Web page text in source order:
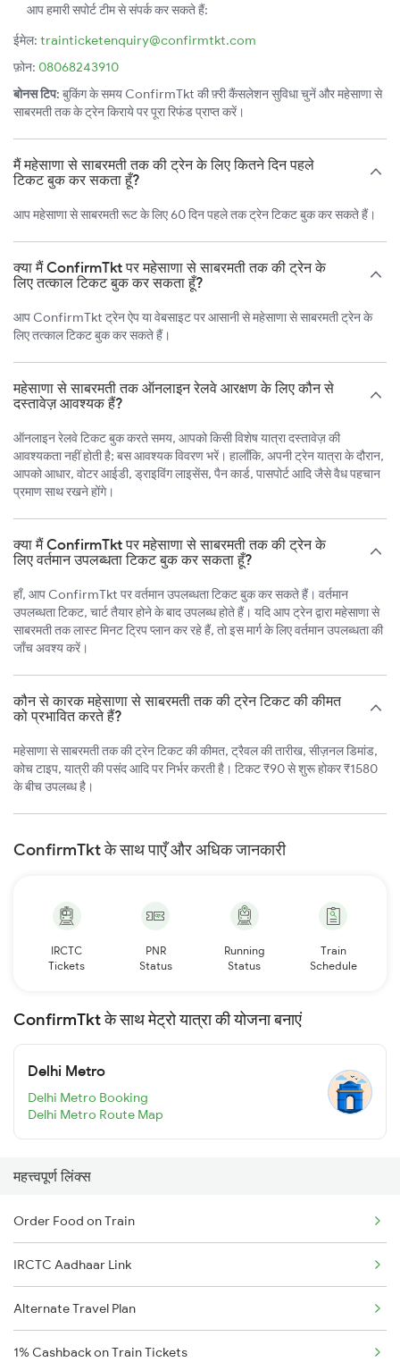
आप हमारी सपोर्ट टीम से संपर्क कर सकते हैं:
ईमेल: trainticketenquiry@confirmtkt.com
फ़ोन: 08068243910
बोनस टिप: बुकिंग के समय ConfirmTkt की फ़्री कैंसलेशन सुविधा चुनें और महेसाणा से
साबरमती तक के ट्रेन किराये पर पूरा रिफंड प्राप्त करें।
मैं महेसाणा से साबरमती तक की ट्रेन के लिए कितने दिन पहले
टिकट बुक कर सकता हूँ?
आप महेसाणा से साबरमती रूट के लिए 60 दिन पहले तक ट्रेन टिकट बुक कर सकते हैं।
क्या मैं ConfirmTkt पर महेसाणा से साबरमती तक की ट्रेन के
लिए तत्काल टिकट बुक कर सकता हूँ?
आप ConfirmTkt ट्रेन ऐप या वेबसाइट पर आसानी से महेसाणा से साबरमती ट्रेन के
लिए तत्काल टिकट बुक कर सकते हैं।
महेसाणा से साबरमती तक ऑनलाइन रेलवे आरक्षण के लिए कौन से
दस्तावेज़ आवश्यक हैं?
ऑनलाइन रेलवे टिकट बुक करते समय, आपको किसी विशेष यात्रा दस्तावेज़ की
आवश्यकता नहीं होती है; बस आवश्यक विवरण भरें। हालाँकि, अपनी ट्रेन यात्रा के दौरान,
आपको आधार, वोटर आईडी, ड्राइविंग लाइसेंस, पैन कार्ड, पासपोर्ट आदि जैसे वैध पहचान
प्रमाण साथ रखने होंगे।
क्या मैं ConfirmTkt पर महेसाणा से साबरमती तक की ट्रेन के
लिए वर्तमान उपलब्धता टिकट बुक कर सकता हूँ?
हाँ, आप ConfirmTkt पर वर्तमान उपलब्धता टिकट बुक कर सकते हैं। वर्तमान
उपलब्धता टिकट, चार्ट तैयार होने के बाद उपलब्ध होते हैं। यदि आप ट्रेन द्वारा महेसाणा से
साबरमती तक लास्ट मिनट ट्रिप प्लान कर रहे हैं, तो इस मार्ग के लिए वर्तमान उपलब्धता की
जाँच अवश्य करें।
कौन से कारक महेसाणा से साबरमती तक की ट्रेन टिकट की कीमत
को प्रभावित करते हैं?
महेसाणा से साबरमती तक की ट्रेन टिकट की कीमत, ट्रैवल की तारीख, सीज़नल डिमांड,
कोच टाइप, यात्री की पसंद आदि पर निर्भर करती है। टिकट ₹90 से शुरू होकर ₹1580
के बीच उपलब्ध है।
ConfirmTkt के साथ पाएँ और अधिक जानकारी
IRCTC
Tickets
PNR
Status
Running
Status
Train
Schedule
ConfirmTkt के साथ मेट्रो यात्रा की योजना बनाएं
Delhi Metro
Delhi Metro Booking
Delhi Metro Route Map
महत्त्वपूर्ण लिंक्स
Order Food on Train
IRCTC Aadhaar Link
Alternate Travel Plan
1% Cashback on Train Tickets